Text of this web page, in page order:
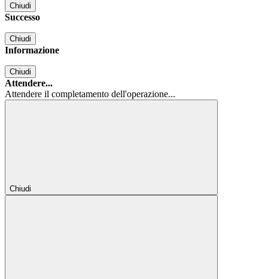
Chiudi
Successo
Chiudi
Informazione
Chiudi
Attendere...
Attendere il completamento dell'operazione...
Chiudi